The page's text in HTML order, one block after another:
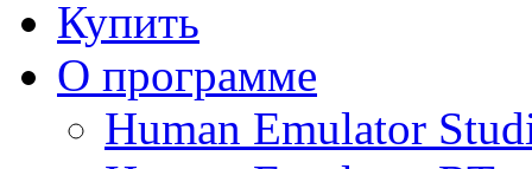
Купить
О программе
Human Emulator